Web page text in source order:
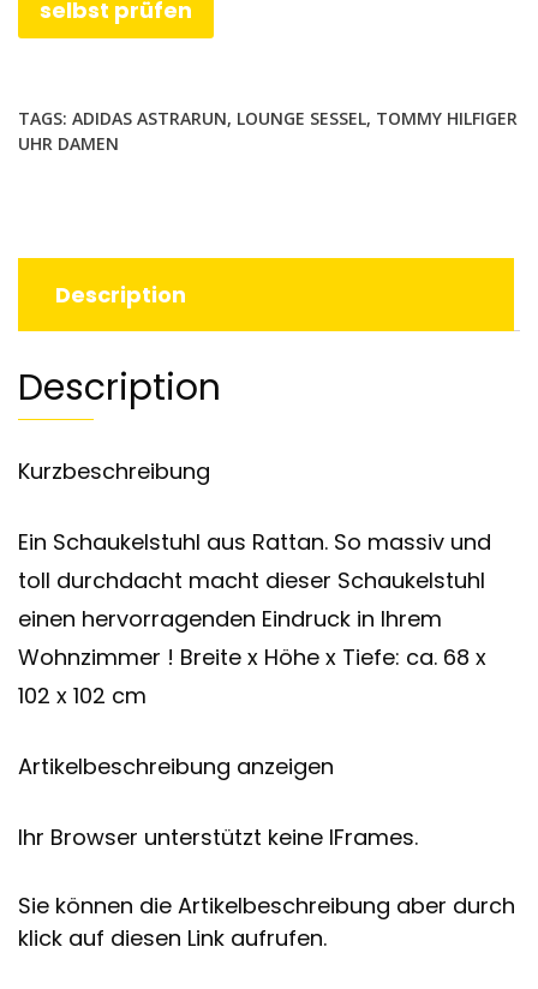
selbst prüfen
TAGS: ADIDAS ASTRARUN, LOUNGE SESSEL, TOMMY HILFIGER
UHR DAMEN
Description
Description
Kurzbeschreibung
Ein Schaukelstuhl aus Rattan. So massiv und
toll durchdacht macht dieser Schaukelstuhl
einen hervorragenden Eindruck in Ihrem
Wohnzimmer ! Breite x Höhe x Tiefe: ca. 68 x
102 x 102 cm
Artikelbeschreibung anzeigen
Ihr Browser unterstützt keine IFrames.
Sie können die Artikelbeschreibung aber durch
klick auf diesen Link aufrufen.